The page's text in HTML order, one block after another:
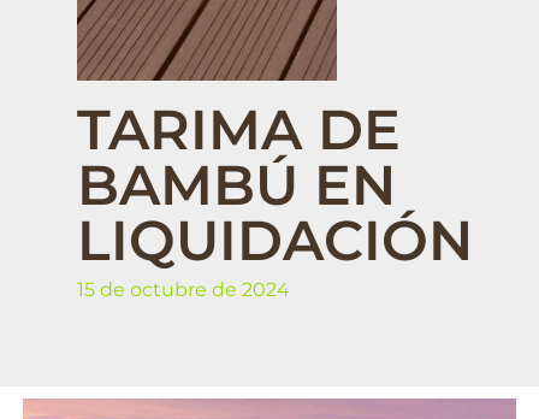
TARIMA DE
BAMBÚ EN
LIQUIDACIÓN
15 de octubre de 2024